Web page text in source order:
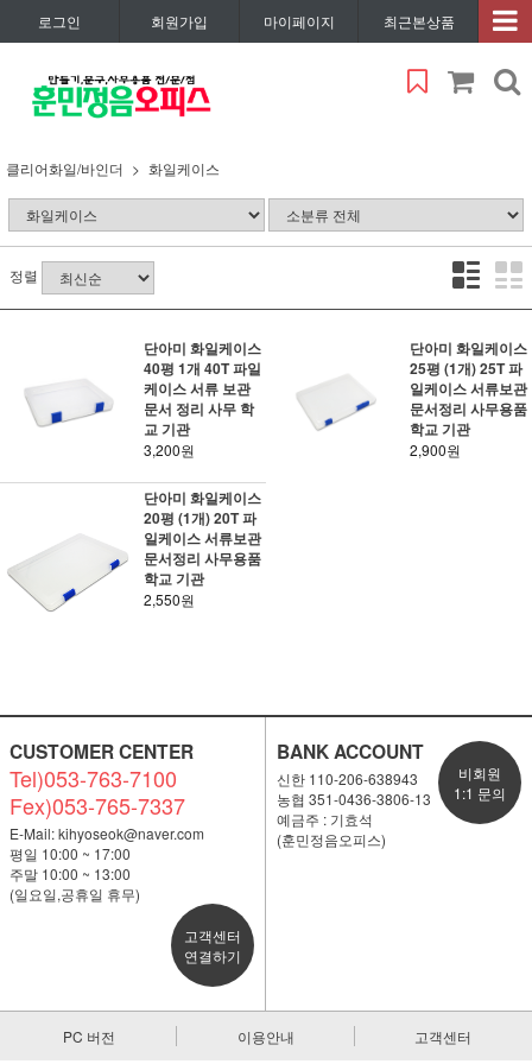
로그인 회원가입 마이페이지 최근본상품
클리어화일/바인더 화일케이스
정렬
단아미 화일케이스
40평 1개 40T 파일
케이스 서류 보관
문서 정리 사무 학
교 기관
3,200원
단아미 화일케이스
25평 (1개) 25T 파
일케이스 서류보관
문서정리 사무용품
학교 기관
2,900원
단아미 화일케이스
20평 (1개) 20T 파
일케이스 서류보관
문서정리 사무용품
학교 기관
2,550원
CUSTOMER CENTER
Tel)053-763-7100
Fex)053-765-7337
E-Mail:kihyoseok@naver.com
평일 10:00 ~ 17:00
주말 10:00 ~ 13:00
(일요일,공휴일 휴무)
고객센터
연결하기
BANK ACCOUNT
신한 110-206-638943
농협 351-0436-3806-13
예금주 : 기효석
(훈민정음오피스)
비회원
1:1 문의
PC 버전 이용안내 고객센터